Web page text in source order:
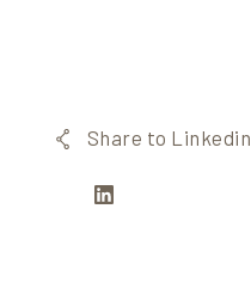
Share to Linkedin